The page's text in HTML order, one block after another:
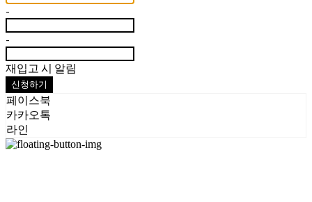
-
-
재입고 시 알림
신청하기
페이스북
카카오톡
라인